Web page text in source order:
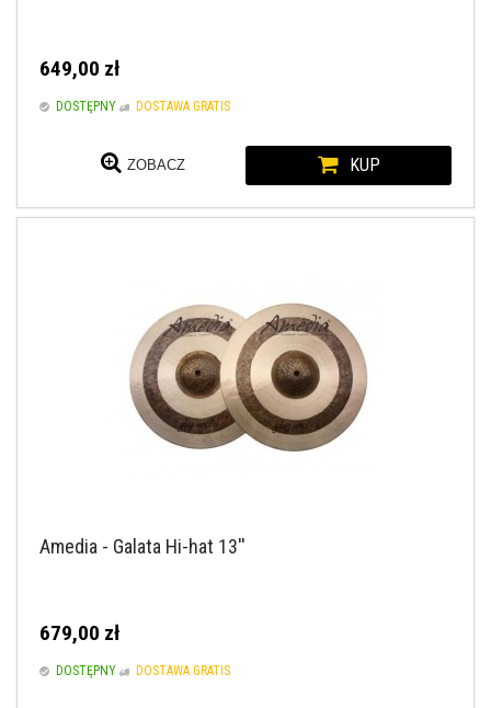
649,00 zł
DOSTĘPNY DOSTAWA GRATIS
ZOBACZ KUP
Amedia - Galata Hi-hat 13''
679,00 zł
DOSTĘPNY DOSTAWA GRATIS